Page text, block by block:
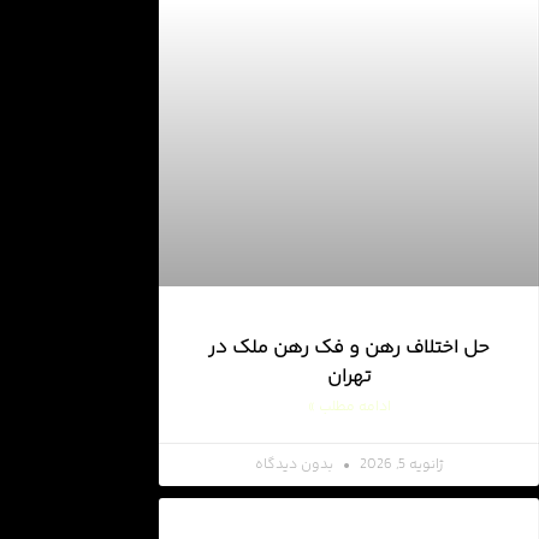
حل اختلاف رهن و فک رهن ملک در
تهران
ادامه مطلب »
ژانویه 5, 2026 بدون دیدگاه